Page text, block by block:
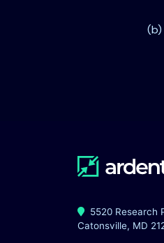
(b)
5520 Research
Catonsville, MD